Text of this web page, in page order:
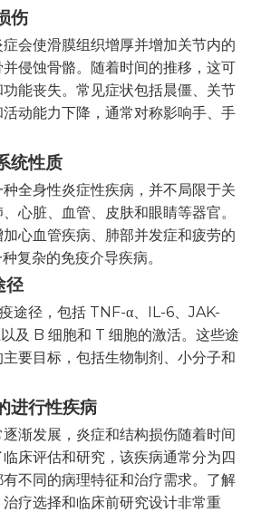
伤
会使滑膜组织增厚并增加关节内的
侵蚀骨骼。随着时间的推移，这可
能丧失。常见症状包括晨僵、关节
动能力下降，通常对称影响手、手
统性质
全身性炎症性疾病，并不局限于关
心脏、血管、皮肤和眼睛等器官。
心血管疾病、肺部并发症和疲劳的
复杂的免疫介导疾病。
径
途径，包括 TNF-α、IL-6、JAK-
及 B 细胞和 T 细胞的激活。这些途
要目标，包括生物制剂、小分子和
进行性疾病
渐发展，炎症和结构损伤随着时间
床评估和研究，该疾病通常分为四
不同的病理特征和治疗需求。了解
疗选择和临床前研究设计非常重